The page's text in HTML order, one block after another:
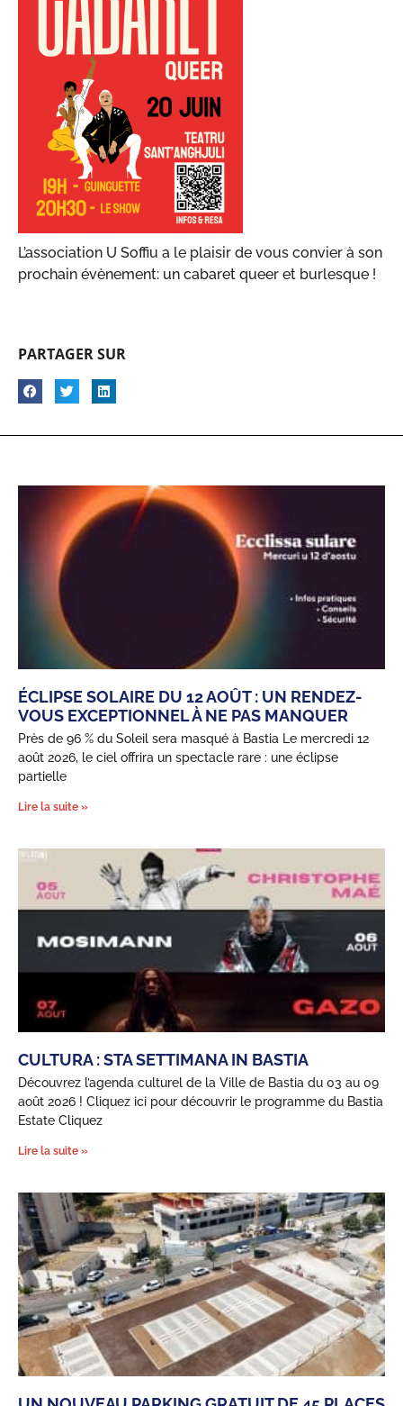
L’association U Soffiu a le plaisir de vous convier à son
prochain évènement: un cabaret queer et burlesque !
PARTAGER SUR
ÉCLIPSE SOLAIRE DU 12 AOÛT : UN RENDEZ-
VOUS EXCEPTIONNEL À NE PAS MANQUER
Près de 96 % du Soleil sera masqué à Bastia Le mercredi 12
août 2026, le ciel offrira un spectacle rare : une éclipse
partielle
Lire la suite »
CULTURA : STA SETTIMANA IN BASTIA
Découvrez l’agenda culturel de la Ville de Bastia du 03 au 09
août 2026 ! Cliquez ici pour découvrir le programme du Bastia
Estate Cliquez
Lire la suite »